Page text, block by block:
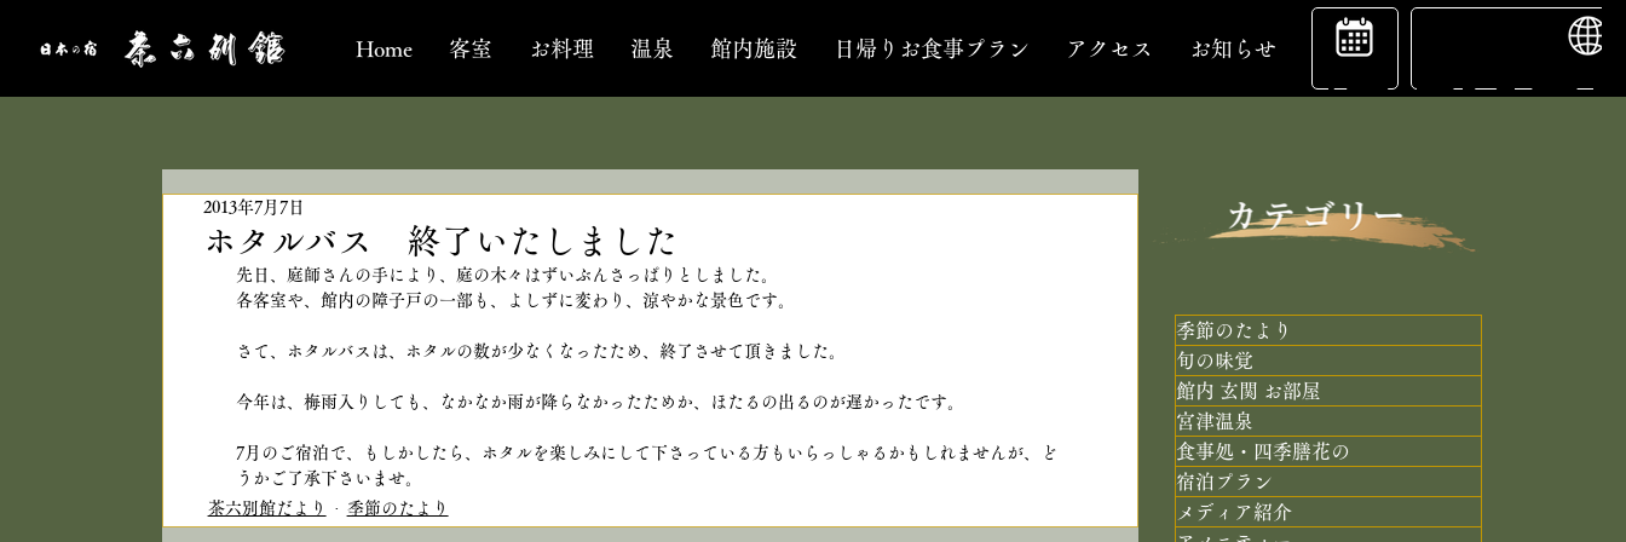
Home 客室 お料理 温泉 館内施設 日帰りお食事プラン アクセス お知らせ
宿
泊
予
約
ホタルバス 終了いたしました
2013年7月7日
先日、庭師さんの手により、庭の木々はずいぶんさっぱりとしました。
各客室や、館内の障子戸の一部も、よしずに変わり、涼やかな景色です。
さて、ホタルバスは、ホタルの数が少なくなったため、終了させて頂きました。
今年は、梅雨入りしても、なかなか雨が降らなかったためか、ほたるの出るのが遅かったです。
7月のご宿泊で、もしかしたら、ホタルを楽しみにして下さっている方もいらっしゃるかもしれませんが、ど
うかご了承下さいませ。
茶六別館だより
季節のたより
季節のたより
旬の味覚
館内 玄関 お部屋
宮津温泉
食事処・四季膳花の
宿泊プラン
メディア紹介